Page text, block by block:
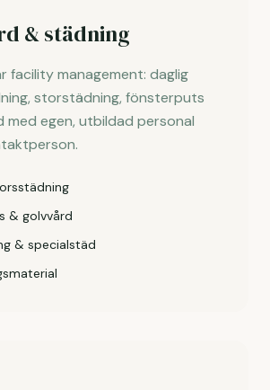
& städning
facility management: daglig
storstädning, fönsterputs
med egen, utbildad personal
& golvvård
& specialstäd